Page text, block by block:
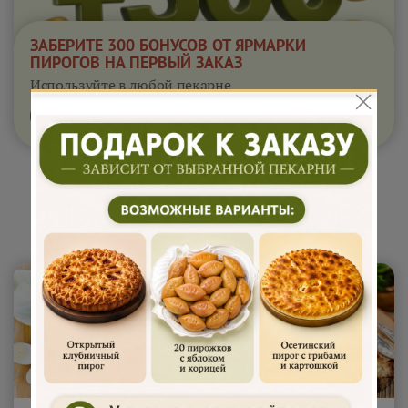
ЗАБЕРИТЕ 300 БОНУСОВ ОТ ЯРМАРКИ
ПИРОГОВ НА ПЕРВЫЙ ЗАКАЗ
Используйте в любой пекарне
Сытные пироги 1 кг "Райский
пирожок"